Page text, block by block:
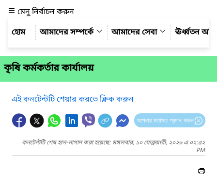
মেনু নির্বাচন করুন
আমাদের সম্পর্কে
আমাদের সেবা ঊর্ধ্বতন
কৃষি কর্মকর্তার কার্যালয়
এই কনটেন্টটি শেয়ার করতে ক্লিক করুন
আপনার মতামত প্রদান করুন
কনটেন্টটি শেষ হাল-নাগাদ করা হয়েছে: মঙ্গলবার, ১০ ফেব্রুয়ারী, ২০২৬ এ ০২:৫২
PM